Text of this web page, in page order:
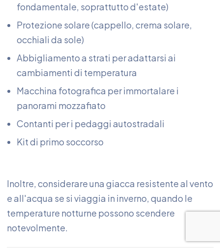
fondamentale, soprattutto d'estate)
Protezione solare (cappello, crema solare,
occhiali da sole)
Abbigliamento a strati per adattarsi ai
cambiamenti di temperatura
Macchina fotografica per immortalare i
panorami mozzafiato
Contanti per i pedaggi autostradali
Kit di primo soccorso
Inoltre, considerare una giacca resistente al vento
e all'acqua se si viaggia in inverno, quando le
temperature notturne possono scendere
notevolmente.